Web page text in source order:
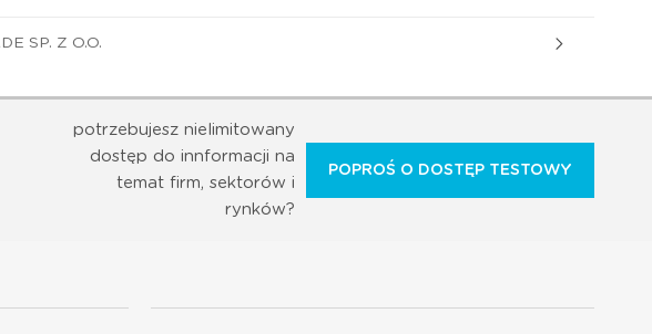
SP. Z O.O.
potrzebujesz nielimitowany
dostęp do innformacji na
temat firm, sektorów i
rynków?
POPROŚ O DOSTĘP TESTOWY